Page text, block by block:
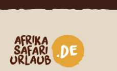
Afrika Safari Urlaub